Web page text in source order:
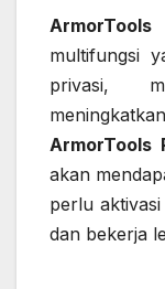
multifungsi
privasi,
ArmorTools
akan
perlu
dan bekerja